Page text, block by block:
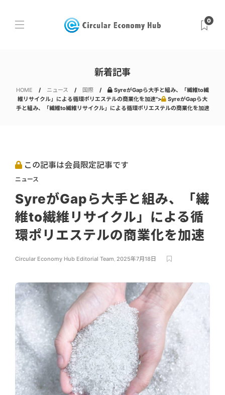
0
新着記事
HOME ニュース 国際
SyreがGapら大手と組み、「繊維to繊
維リサイクル」による循環ポリエステルの商業化を加速">
SyreがGapら大
手と組み、「繊維to繊維リサイクル」による循環ポリエステルの商業化を加速
この記事は会員限定記事です
ニュース
SyreがGapら大手と組み、「繊
維to繊維リサイクル」による循
環ポリエステルの商業化を加速
Circular Economy Hub Editorial Team, 2025年7月18日